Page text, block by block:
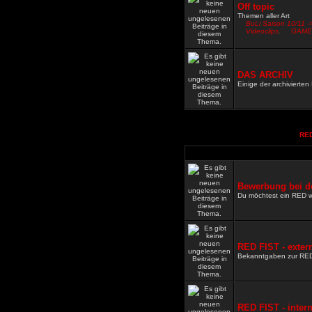
Off topic
Themen aller Art
BuLi Saison 10/11 -
Videoclips
DAS ARCHIV
Einige der
Bewerbung bei
Du möchtest ein RED
RED FIST -
Bekanntgaben zur
RED FIST - intern